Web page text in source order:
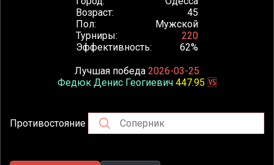
Возраст
45
Пол
Мужской
Турниры
220
Эффективность
62%
Лучшая победа 2026-03-25
Федюк Денис Геогиевич 447.95 🆚
Противостояние